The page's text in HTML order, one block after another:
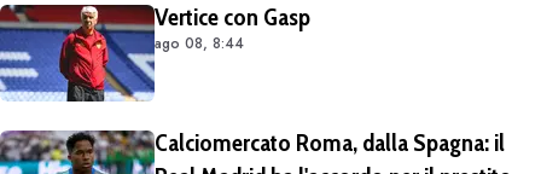
Vertice con Gasp
ago 08, 8:44
Calciomercato Roma, dalla Spagna: il